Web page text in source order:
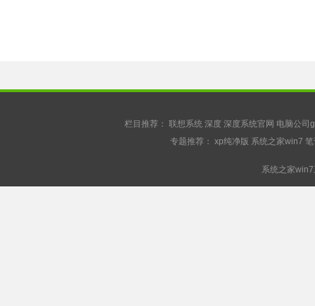
栏目推荐： 联想系统 深度 深度系统官网 电脑公司
专题推荐： xp纯净版 系统之家win7
系统之家